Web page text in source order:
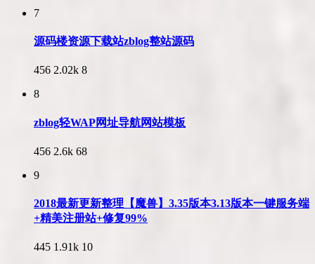
7
源码楼资源下载站zblog整站源码
456 2.02k 8
8
zblog轻WAP网址导航网站模板
456 2.6k 68
9
2018最新更新整理【魔兽】3.35版本3.13版本一键服务端
+精美注册站+修复99%
445 1.91k 10